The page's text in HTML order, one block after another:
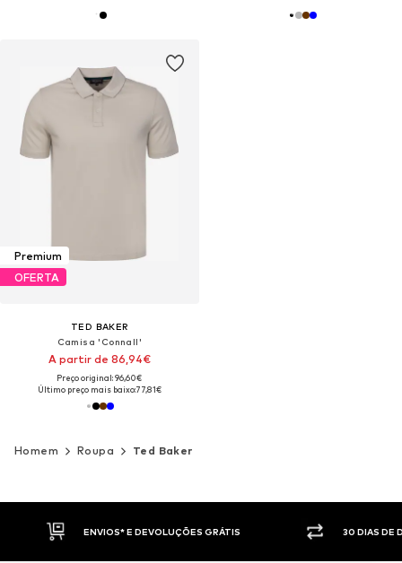
Premium
OFERTA
TED BAKER
Camisa 'Connall'
A partir de 86,94€
Preço original: 96,60€
Último preço mais baixo:77,81€
Homem Roupa Ted Baker
30 DIAS DE DIREITO DE DEVOLUÇÃO